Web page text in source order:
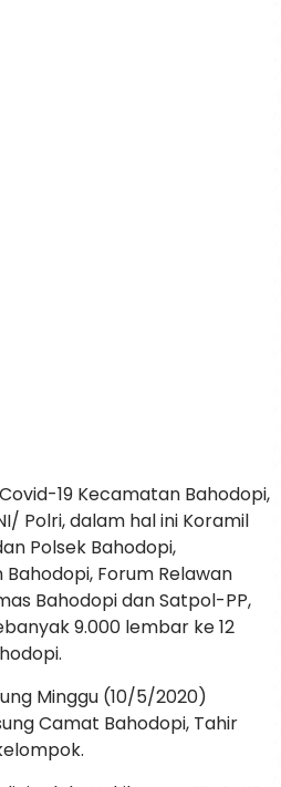
19 Kecamatan Bahodopi,
Polri, dalam hal ini Koramil
Polsek Bahodopi,
Forum Relawan
Bahodopi dan Satpol-PP,
9.000 lembar ke 12
Minggu (10/5/2020)
Camat Bahodopi, Tahir